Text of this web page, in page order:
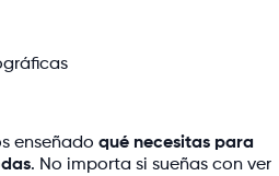
enseñado qué necesitas para
. No importa si sueñas con ver